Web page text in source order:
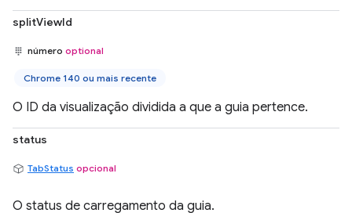
splitViewId
número optional
Chrome 140 ou mais recente
O ID da visualização dividida a que a guia pertence.
status
TabStatus opcional
O status de carregamento da guia.